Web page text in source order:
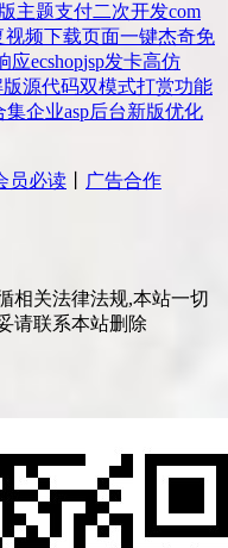
主题支付二次开发com
视频下载页面一键杰奇免
应ecshopjsp发卡高仿
源代码双模式打赏功能
集企业asp后台新版优化
员必读 广告合作
相关法律法规,本站一切
请联系本站删除